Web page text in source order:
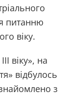
питанню
віку.
віку», на
відбулось
з